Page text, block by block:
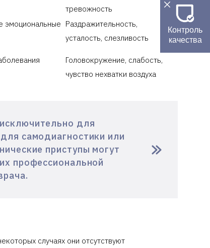
тревожность
эмоциональные Раздражительность,
усталость, слезливость
Головокружение, слабость,
чувство нехватки воздуха
для
самодиагностики или
приступы могут
профессиональной
случаях они отсутствуют
Контроль
качества